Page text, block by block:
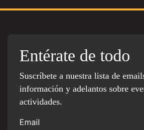
Entérate de todo
Suscríbete a nuestra lista de
información y adelantos sobre
actividades.
Email